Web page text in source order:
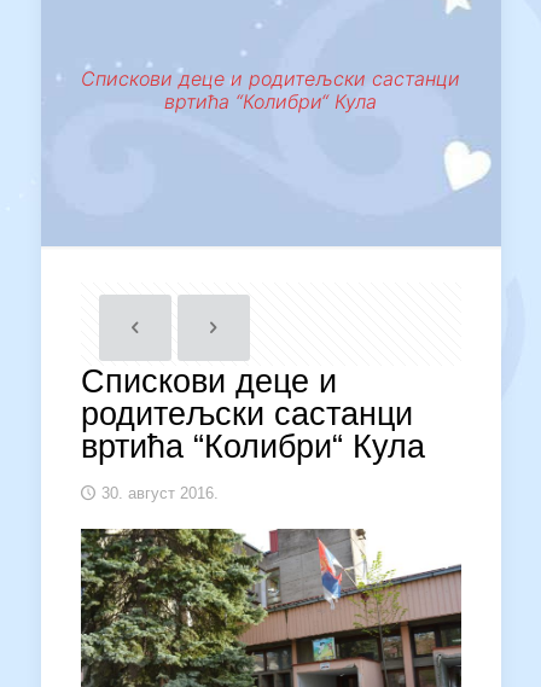
Спискови деце и родитељски састанци
вртића “Колибри“ Кула
Спискови деце и
родитељски састанци
вртића “Колибри“ Кула
30. август 2016.